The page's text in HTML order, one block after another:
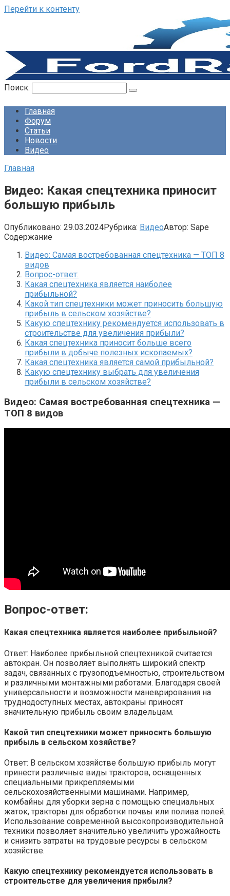
Перейти к контенту
Поиск:
Главная
Форум
Статьи
Новости
Видео
Главная
Видео: Какая спецтехника приносит
большую прибыль
Опубликовано: 29.03.2024Рубрика: ВидеоАвтор: Sape
Содержание
Видео: Самая востребованная спецтехника — ТОП 8
видов
Вопрос-ответ:
Какая спецтехника является наиболее
прибыльной?
Какой тип спецтехники может приносить большую
прибыль в сельском хозяйстве?
Какую спецтехнику рекомендуется использовать в
строительстве для увеличения прибыли?
Какая спецтехника приносит больше всего
прибыли в добыче полезных ископаемых?
Какая спецтехника является самой прибыльной?
Какую спецтехнику выбрать для увеличения
прибыли в сельском хозяйстве?
Видео: Самая востребованная спецтехника —
ТОП 8 видов
Вопрос-ответ:
Какая спецтехника является наиболее прибыльной?
Ответ: Наиболее прибыльной спецтехникой считается
автокран. Он позволяет выполнять широкий спектр
задач, связанных с грузоподъемностью, строительством
и различными монтажными работами. Благодаря своей
универсальности и возможности маневрирования на
труднодоступных местах, автокраны приносят
значительную прибыль своим владельцам.
Какой тип спецтехники может приносить большую
прибыль в сельском хозяйстве?
Ответ: В сельском хозяйстве большую прибыль могут
принести различные виды тракторов, оснащенных
специальными прикрепляемыми
сельскохозяйственными машинами. Например,
комбайны для уборки зерна с помощью специальных
жаток, тракторы для обработки почвы или полива полей.
Использование современной высокопроизводительной
техники позволяет значительно увеличить урожайность
и снизить затраты на трудовые ресурсы в сельском
хозяйстве.
Какую спецтехнику рекомендуется использовать в
строительстве для увеличения прибыли?